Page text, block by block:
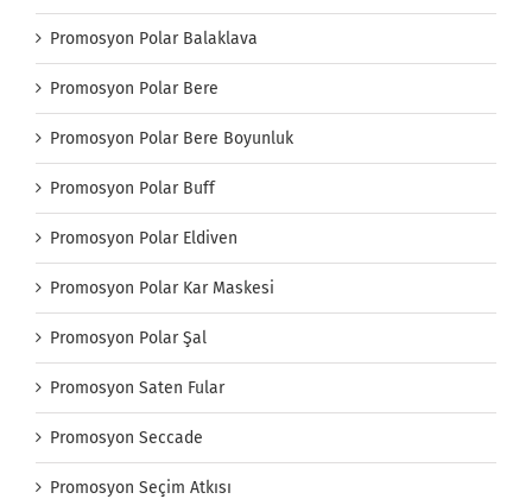
Promosyon Polar Balaklava
Promosyon Polar Bere
Promosyon Polar Bere Boyunluk
Promosyon Polar Buff
Promosyon Polar Eldiven
Promosyon Polar Kar Maskesi
Promosyon Polar Şal
Promosyon Saten Fular
Promosyon Seccade
Promosyon Seçim Atkısı